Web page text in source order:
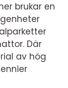
brukar en
Där
av hög